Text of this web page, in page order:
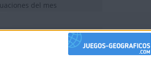
del mes
del mes
Mostrar todo